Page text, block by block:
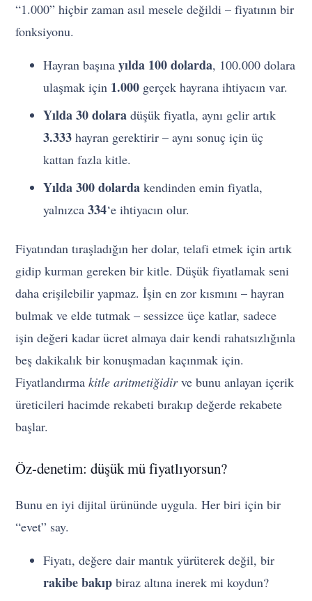
“1.000” hiçbir zaman asıl mesele değildi – fiyatının bir
fonksiyonu.
Hayran başınayılda 100 dolarda, 100.000 dolara
ulaşmak için 1.000 gerçek hayrana ihtiyacın var.
Yılda 30 dolara düşük fiyatla, aynı gelir artık
3.333 hayran gerektirir – aynı sonuç için üç
kattan fazla kitle.
Yılda 300 dolarda kendinden emin fiyatla,
yalnızca334‘e ihtiyacın olur.
Fiyatından tıraşladığın her dolar, telafi etmek için artık
gidip kurman gereken bir kitle. Düşük fiyatlamak seni
daha erişilebilir yapmaz. İşin en zor kısmını – hayran
bulmak ve elde tutmak – sessizce üçe katlar, sadece
işin değeri kadar ücret almaya dair kendi rahatsızlığınla
beş dakikalık bir konuşmadan kaçınmak için.
Fiyatlandırmakitle aritmetiğidirve bunu anlayan içerik
üreticileri hacimde rekabeti bırakıp değerde rekabete
başlar.
Öz-denetim: düşük mü fiyatlıyorsun?
Bunu en iyi dijital ürününde uygula. Her biri için bir
“evet” say.
Fiyatı, değere dair mantık yürüterek değil, bir
rakibe bakıp biraz altına inerek mi koydun?